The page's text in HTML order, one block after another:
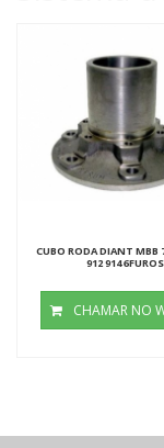
CUBO RODA DIANT MBB
912 914 6FUROS
CHAMAR NO